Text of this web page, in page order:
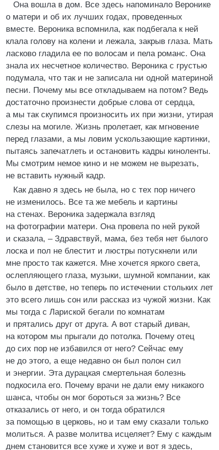
Она вошла в дом. Все здесь напоминало Веронике
о матери и об их лучших годах, проведенных
вместе. Вероника вспомнила, как подбегала к ней
клала голову на колени и лежала, закрыв глаза. Мать
ласково гладила ее по волосам и пела романс. Она
знала их несчетное количество. Вероника с грустью
подумала, что так и не записала ни одной материной
песни. Почему мы все откладываем на потом? Ведь
достаточно произнести добрые слова от сердца,
а мы так скупимся произносить их при жизни, утирая
слезы на могиле. Жизнь пролетает, как мгновение
перед глазами, а мы ловим ускользающие картинки,
пытаясь запечатлеть и остановить кадры киноленты.
Мы смотрим немое кино и не можем не вырезать,
не вставить нужный кадр.
Как давно я здесь не была, но с тех пор ничего
не изменилось. Все та же мебель и картины
на стенах. Вероника задержала взгляд
на фотографии матери. Она провела по ней рукой
и сказала, – Здравствуй, мама, без тебя нет былого
лоска и пол не блестит и люстры потускнели или
мне просто так кажется. Мне хочется яркого света,
ослепляющего глаза, музыки, шумной компании, как
было в детстве, но теперь по истечении стольких лет
это всего лишь сон или рассказ из чужой жизни. Как
мы тогда с Лариской бегали по комнатам
и прятались друг от друга. А вот старый диван,
на котором мы прыгали до потолка. Почему отец
до сих пор не избавился от него? Сейчас ему
не до этого, а еще недавно он был полон сил
и энергии. Эта дурацкая смертельная болезнь
подкосила его. Почему врачи не дали ему никакого
шанса, чтобы он мог бороться за жизнь? Все
отказались от него, и он тогда обратился
за помощью в церковь, но и там ему сказали только
молиться. А разве молитва исцеляет? Ему с каждым
днем становится все хуже и хуже и вот я здесь,